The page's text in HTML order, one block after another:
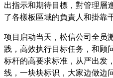
出指示和期待目標，對管理層
了各樣板區域的負責人和掛靠
项目启动当天，松信公司全员
践，高效执行目标任务，和顾
标杆的高要求标准，从严出发
线，一块块标识，大家边做边